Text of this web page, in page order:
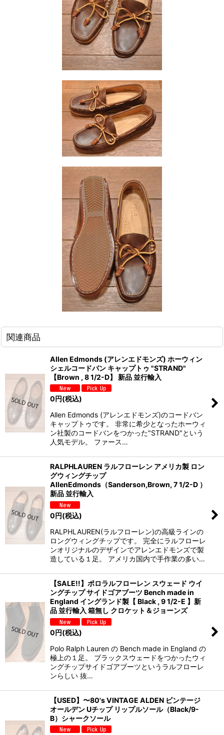
関連商品
Allen Edmonds (アレンエドモンズ) ホーウィン
シェルコードバン キャップトゥ "STRAND"
【Brown , 8 1/2-D】 新品 並行輸入
0円(税込)
Allen Edmonds (アレンエドモンズ)のコードバン
キャップトゥです。 非常に希少となったホーウィ
ン社製のコードバンをつかった"STRAND"という
人気モデル。 ファース…
RALPHLAUREN ラルフローレン アメリカ製 ロン
グウィングチップ
AllenEdmonds（Sanderson,Brown, 7 1/2-D ）
新品 並行輸入
0円(税込)
RALPHLAUREN(ラルフローレン)の高級ラインの
ロングウィングチップです。 完全にラルフローレ
ンオリジナルのデザインでアレンエドモンズで製
造している１足。 アメリカ国内で手作業の多い…
【SALE!!】ポロラルフローレン スウェード ウイ
ングチップ サイドゴアブーツ Bench made in
England イングランド製【 Black , 9 1/2-E 】新
品 並行輸入 箱無し クロケット＆ジョーンズ
0円(税込)
Polo Ralph Lauren の Bench made in England の
極上の１足。 ブラックスウェードをつかったウィ
ングチップサイドゴアブーツというラルフローレ
ンらしい 抜…
【USED】〜80's VINTAGE ALDEN ビンテージ
オールデン Uチップ リップルソール（Black/9-
B）シャークソール